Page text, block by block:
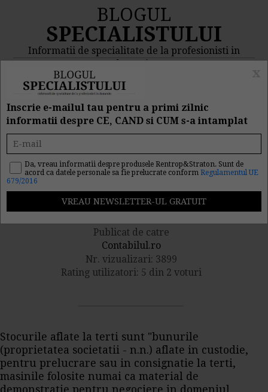
BLOGUL
SPECIALISTULUI
Informatii de specialitate de la profesionisti in
domeniu
MENIU
Monografie contabila
privind stocurile aflate la
terti
Publicat de catre
Contabilul.ro
Nr. vizualizari: 3899
Rating utilizatori: 5 din 2 voturi
Stocurile aflate la terti sunt "bunurile
(proprietatea societatii - n.n.) aflate in custodie,
pentru prelucrare sau in consignatie la terti,
masinile folosite numai ca material de
demonstratie pentru negociere in domeniul
Inscrie e-mailul tau pentru a primi zilnic
informatii despre CE, CAND si CUM s-a intamplat
Da, vreau informatii despre produsele Rentrop&Straton. Sunt de
acord ca datele personale sa fie prelucrate conform Regulamentul UE
679/2016